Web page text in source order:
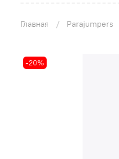
Главная Parajumpers
-20%